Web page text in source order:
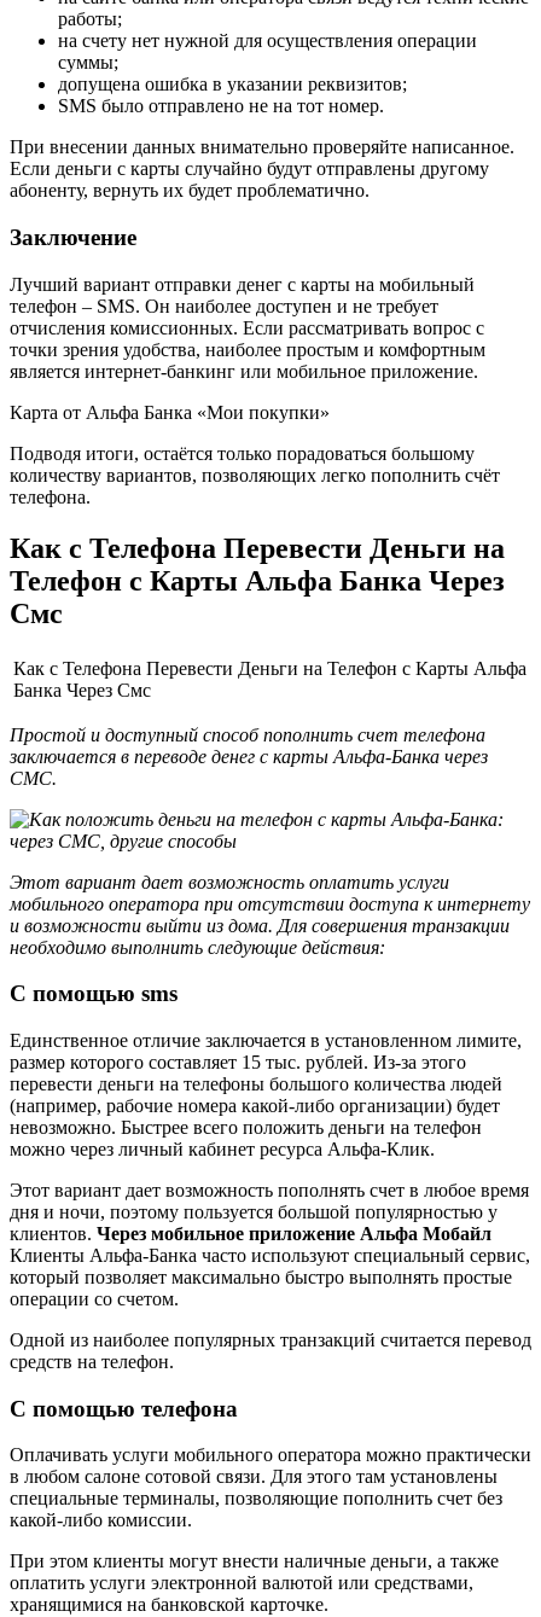
работы;
на счету нет нужной для осуществления операции
суммы;
допущена ошибка в указании реквизитов;
SMS было отправлено не на тот номер.
При внесении данных внимательно проверяйте написанное.
Если деньги с карты случайно будут отправлены другому
абоненту, вернуть их будет проблематично.
Заключение
Лучший вариант отправки денег с карты на мобильный
телефон – SMS. Он наиболее доступен и не требует
отчисления комиссионных. Если рассматривать вопрос с
точки зрения удобства, наиболее простым и комфортным
является интернет-банкинг или мобильное приложение.
Карта от Альфа Банка «Мои покупки»
Подводя итоги, остаётся только порадоваться большому
количеству вариантов, позволяющих легко пополнить счёт
телефона.
Как с Телефона Перевести Деньги на
Телефон с Карты Альфа Банка Через
Смс
Как с Телефона Перевести Деньги на Телефон с Карты Альфа
Банка Через Смс
Простой и доступный способ пополнить счет телефона
заключается в переводе денег с карты Альфа-Банка через
СМС.
Этот вариант дает возможность оплатить услуги
мобильного оператора при отсутствии доступа к интернету
и возможности выйти из дома. Для совершения транзакции
необходимо выполнить следующие действия:
С помощью sms
Единственное отличие заключается в установленном лимите,
размер которого составляет 15 тыс. рублей. Из-за этого
перевести деньги на телефоны большого количества людей
(например, рабочие номера какой-либо организации) будет
невозможно. Быстрее всего положить деньги на телефон
можно через личный кабинет ресурса Альфа-Клик.
Этот вариант дает возможность пополнять счет в любое время
дня и ночи, поэтому пользуется большой популярностью у
клиентов. Через мобильное приложение Альфа Мобайл
Клиенты Альфа-Банка часто используют специальный сервис,
который позволяет максимально быстро выполнять простые
операции со счетом.
Одной из наиболее популярных транзакций считается перевод
средств на телефон.
С помощью телефона
Оплачивать услуги мобильного оператора можно практически
в любом салоне сотовой связи. Для этого там установлены
специальные терминалы, позволяющие пополнить счет без
какой-либо комиссии.
При этом клиенты могут внести наличные деньги, а также
оплатить услуги электронной валютой или средствами,
хранящимися на банковской карточке.